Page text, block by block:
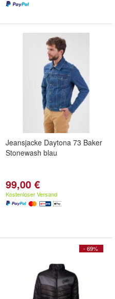
Jeansjacke Daytona 73 Baker
Stonewash blau
99,00 €
Kostenloser Versand
- 69%